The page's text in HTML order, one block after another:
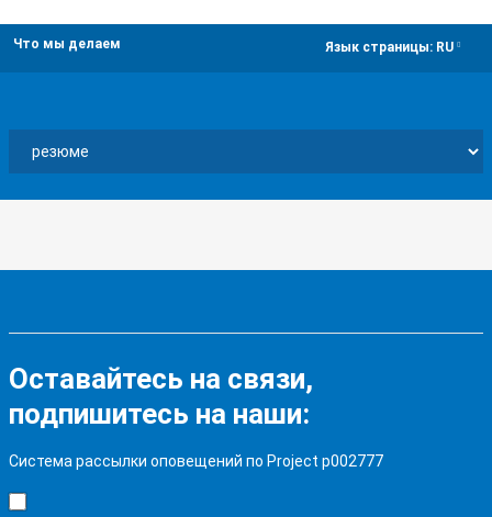
Что мы делаем Язык страницы: RU
Оставайтесь на связи,
подпишитесь на наши:
Система рассылки оповещений по Project p002777